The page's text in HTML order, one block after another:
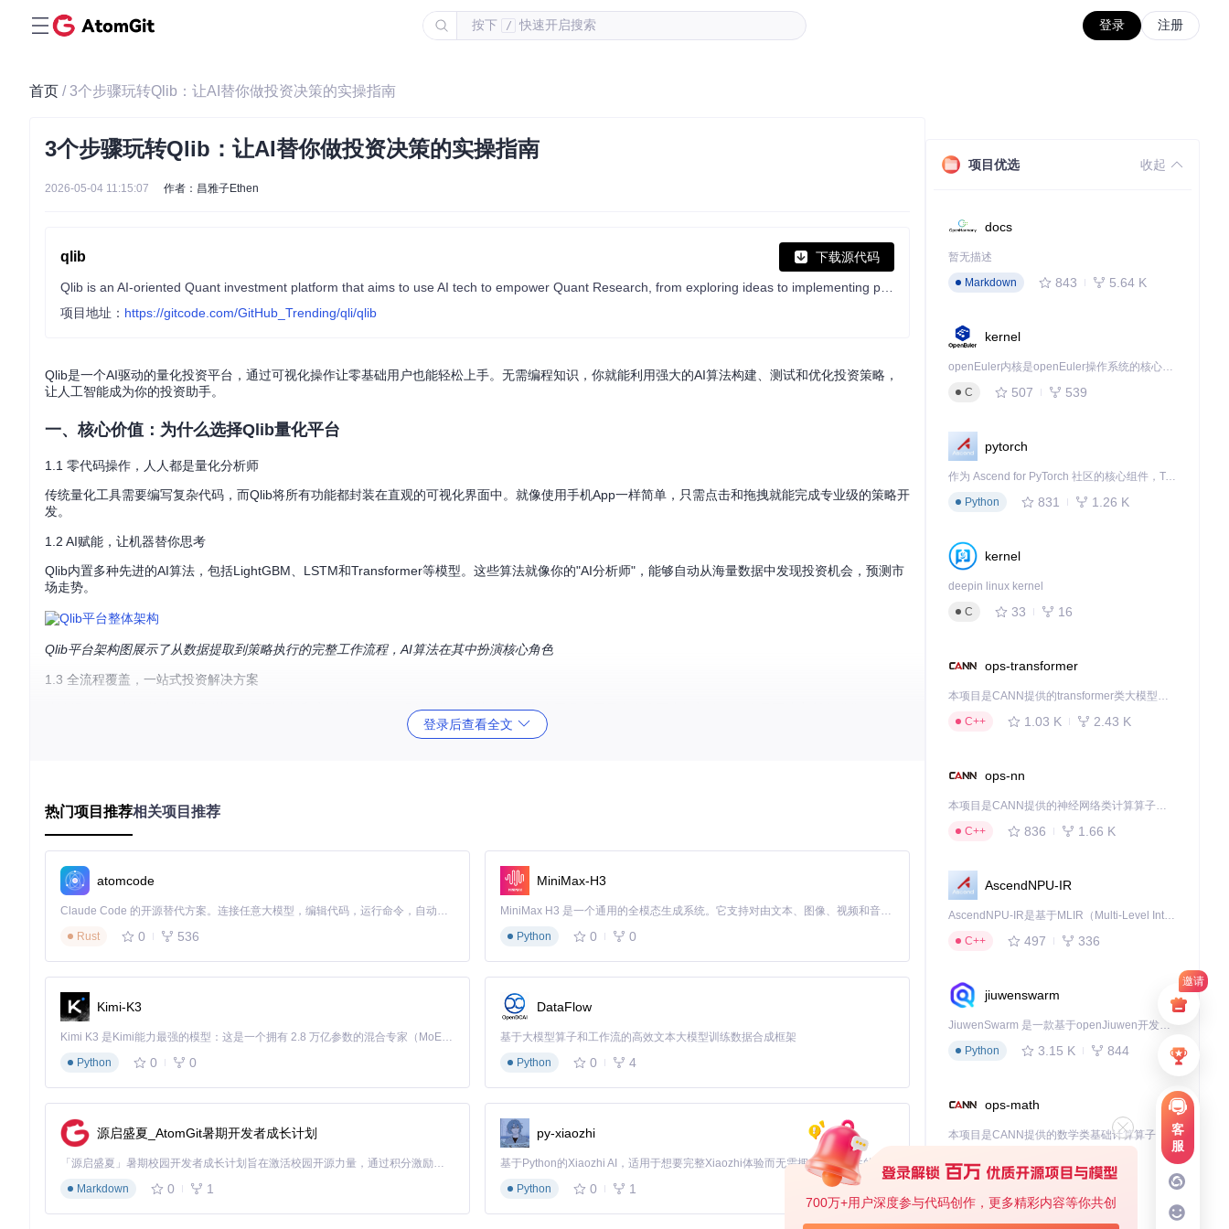
按下 / 快速开启搜索 登录 注册
邀请
客
服
700万+用户深度参与代码创作，更多精彩内容等你共创
首页 / 3个步骤玩转Qlib：让AI替你做投资决策的实操指南
3个步骤玩转Qlib：让AI替你做投资决策的实操指南
2026-05-04 11:15:07 作者：昌雅子Ethen
qlib 下载源代码
项目地址： https://gitcode.com/GitHub_Trending/qli/qlib
Qlib是一个AI驱动的量化投资平台，通过可视化操作让零基础用户也能轻松上手。无需编程知识，你就能利用强大的AI算法构建、测试和优化投资策略，
让人工智能成为你的投资助手。
一、核心价值：为什么选择Qlib量化平台
1.1 零代码操作，人人都是量化分析师
传统量化工具需要编写复杂代码，而Qlib将所有功能都封装在直观的可视化界面中。就像使用手机App一样简单，只需点击和拖拽就能完成专业级的策略开
发。
1.2 AI赋能，让机器替你思考
Qlib内置多种先进的AI算法，包括LightGBM、LSTM和Transformer等模型。这些算法就像你的"AI分析师"，能够自动从海量数据中发现投资机会，预测市
场走势。
Qlib平台架构图展示了从数据提取到策略执行的完整工作流程，AI算法在其中扮演核心角色
1.3 全流程覆盖，一站式投资解决方案
从数据收集、策略构建、模型训练到回测分析和实盘监控，Qlib提供投资全周期所需的所有工具。无需在多个平台间切换，一个界面搞定所有操作。
💡 新手提示：首次使用可先尝试平台提供的示例数据集，熟悉后再上传自己的数据源
2.1.2 数据质量评分与清洗
Qlib会自动对数据进行质量评估，生成0-100分的质量评分，帮助你判断数据可靠性。系统还提供一键清洗功能，自动处理缺失值和异常值。
2.2 零代码策略实验室：可视化策略构建
2.2.1 策略组件拖拽式组合
🔧 进入"策略实验室"界面 🔧 从左侧组件库中选择技术指标、选股逻辑等模块 🔧 拖拽到画布并连接，形成完整策略逻辑
2.2.2 AI模型参数配置
🔧 在"模型设置"面板选择算法类型 🔧 调整参数（系统提供默认推荐值） 🔧 点击"自动优化"让AI寻找最佳参数组合
💡 新手提示：初学者建议从简单的均线交叉策略开始，熟悉后再尝试复杂模型
2.3 策略绩效三维评估：全方位检验策略表现
2.3.1 收益维度分析
通过累计收益曲线直观查看策略表现，与基准指数进行对比。平台会自动计算年化收益率、夏普比率等关键指标。
登录后查看全文
热门项目推荐相关项目推荐
atomcode
Claude Code 的开源替代方案。连接任意大模型，编辑代码，运行命令，自动验证 — 全自动执行。用 Rust 构建，极致性能。 ｜ An open-source alternative to Claude Code. Connect any LLM, edit code, run commands, and verify changes — autonomously. Built in Rust for speed. Get Started
Rust
0 536
MiniMax-H3
MiniMax H3 是一个通用的全模态生成系统。它支持对由文本、图像、视频和音频组成的多模态上下文进行统一理解，并能生成分辨率高达 2K、时长可达 15 秒的带原生立体声音频的视频。得益于面向任务泛化的系统设计，H3 在预训练阶段就已具备广泛的多模态上下文理解与生成能力，能够出色地执行复杂的多模态指令。
Python
0 0
Kimi-K3
Kimi K3 是Kimi能力最强的模型：这是一个拥有 2.8 万亿参数的混合专家（MoE）模型，具备原生视觉理解能力，并支持 100 万 token 的上下文窗口。
Python
0 0
DataFlow
基于大模型算子和工作流的高效文本大模型训练数据合成框架
Python
0 4
源启盛夏_AtomGit暑期开发者成长计划
「源启盛夏」暑期校园开发者成长计划旨在激活校园开源力量，通过积分激励、认证扶持、资源倾斜等形式，引导高校组织和开发者完成「入驻 — 建项目 — 做贡献 — 获认证 — 得资源」的完整闭环。无论你是想带领社团入驻平台的组织者，还是希望用代码贡献证明自己的开发者，都能在这里找到属于你的成长路径。
Markdown
0 1
py-xiaozhi
基于Python的Xiaozhi AI，适用于想要完整Xiaozhi体验而无需拥有专用硬件的用户。
Python
0 1
项目优选 收起
docs
暂无描述
Markdown
843 5.64 K
kernel
openEuler内核是openEuler操作系统的核心，既是系统性能与稳定性的基石，也是连接处理器、设备与服务的桥梁。
C
507 539
pytorch
作为 Ascend for PyTorch 社区的核心组件，TorchNPU 是昇腾专为 PyTorch 打造的深度学习适配插件，使 PyTorch 框架能够直接调用昇腾 NPU，为开发者提供昇腾 AI 处理器的超强算力。
Python
831 1.26 K
kernel
deepin linux kernel
C
33 16
ops-transformer
本项目是CANN提供的transformer类大模型算子库，实现网络在NPU上加速计算。
C++
1.03 K 2.43 K
ops-nn
本项目是CANN提供的神经网络类计算算子库，实现网络在NPU上加速计算。
C++
836 1.66 K
AscendNPU-IR
AscendNPU-IR是基于MLIR（Multi-Level Intermediate Representation）构建的，面向昇腾亲和算子编译时使用的中间表示，提供昇腾完备表达能力，通过编译优化提升昇腾AI处理器计算效率，支持通过生态框架使能昇腾AI处理器与深度调优
C++
497 336
jiuwenswarm
JiuwenSwarm 是一款基于openJiuwen开发的智能AI Agent，它能够将大语言模型的强大能力，通过你日常使用的各类通讯应用，直接延伸至你的指尖。
Python
3.15 K 844
ops-math
C++
deveco-code